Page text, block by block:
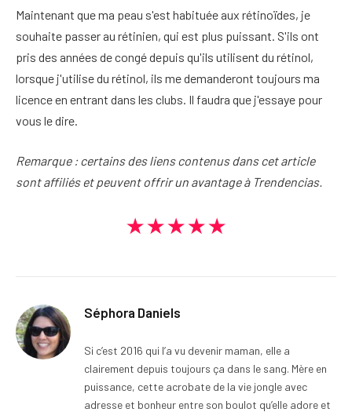
Maintenant que ma peau s'est habituée aux rétinoïdes, je
souhaite passer au rétinien, qui est plus puissant. S'ils ont
pris des années de congé depuis qu'ils utilisent du rétinol,
lorsque j'utilise du rétinol, ils me demanderont toujours ma
licence en entrant dans les clubs. Il faudra que j'essaye pour
vous le dire.
Remarque : certains des liens contenus dans cet article
sont affiliés et peuvent offrir un avantage à Trendencias.
★★★★★
Séphora Daniels
Si c’est 2016 qui l’a vu devenir maman, elle a
clairement depuis toujours ça dans le sang. Mère en
puissance, cette acrobate de la vie jongle avec
adresse et bonheur entre son boulot qu’elle adore et